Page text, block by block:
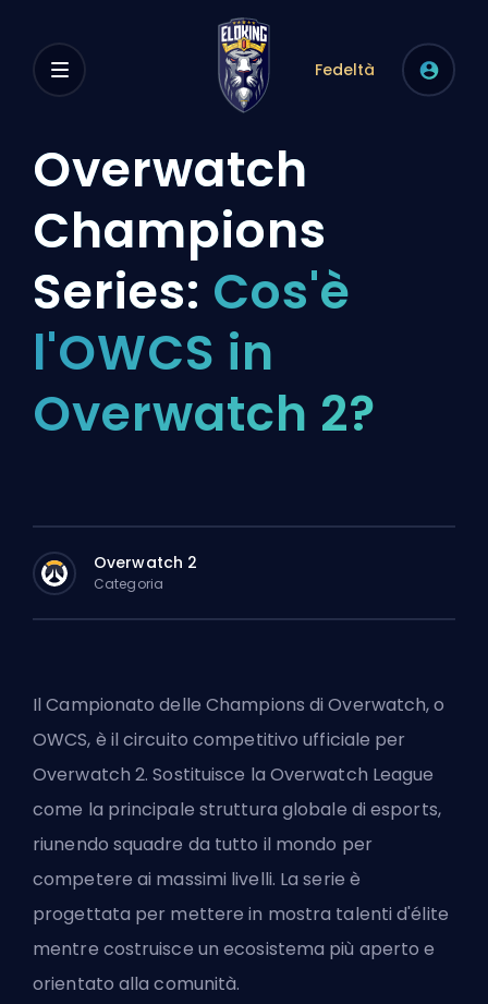
Fedeltà
Overwatch
Champions
Series: Cos'è
l'OWCS in
Overwatch 2?
Overwatch 2
Categoria
Il Campionato delle Champions di Overwatch, o
OWCS, è il circuito competitivo ufficiale per
Overwatch 2. Sostituisce la Overwatch League
come la principale struttura globale di esports,
riunendo squadre da tutto il mondo per
competere ai massimi livelli. La serie è
progettata per mettere in mostra talenti d'élite
mentre costruisce un ecosistema più aperto e
orientato alla comunità.